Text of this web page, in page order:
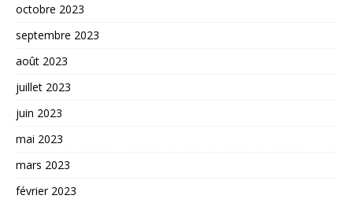
octobre 2023
septembre 2023
août 2023
juillet 2023
juin 2023
mai 2023
mars 2023
février 2023